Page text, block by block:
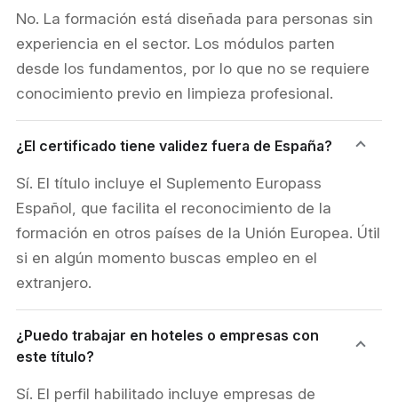
No. La formación está diseñada para personas sin
experiencia en el sector. Los módulos parten
desde los fundamentos, por lo que no se requiere
conocimiento previo en limpieza profesional.
¿El certificado tiene validez fuera de España?
Sí. El título incluye el Suplemento Europass
Español, que facilita el reconocimiento de la
formación en otros países de la Unión Europea. Útil
si en algún momento buscas empleo en el
extranjero.
¿Puedo trabajar en hoteles o empresas con
este título?
Sí. El perfil habilitado incluye empresas de